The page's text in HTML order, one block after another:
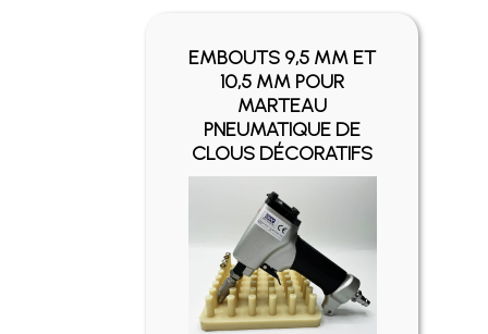
EMBOUTS 9,5 MM ET
10,5 MM POUR
MARTEAU
PNEUMATIQUE DE
CLOUS DÉCORATIFS